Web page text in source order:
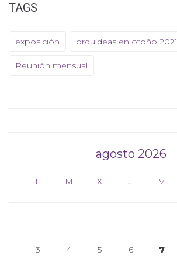
TAGS
exposición orquídeas en otoño 2021
Reunión mensual
agosto 2026
L M X J V
3 4 5 6 7